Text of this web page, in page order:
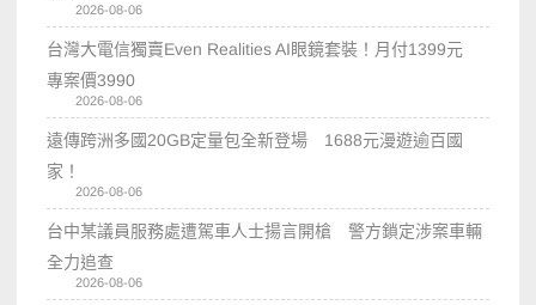
2026-08-06
台灣大電信獨賣Even Realities AI眼鏡套裝！月付1399元
專案價3990
2026-08-06
遠傳跨洲多國20GB定量包全新登場 1688元漫遊逾百國
家！
2026-08-06
台中某議員服務處遭駕車人士揚言開槍 警方鎖定涉案車輛
全力追查
2026-08-06